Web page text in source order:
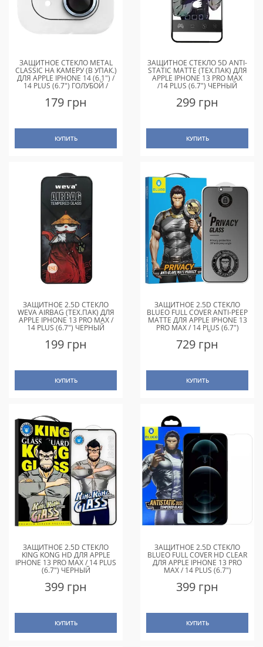
ЗАЩИТНОЕ СТЕКЛО METAL
CLASSIC НА КАМЕРУ (В УПАК.)
ДЛЯ APPLE IPHONE 14 (6.1") /
14 PLUS (6.7") ГОЛУБОЙ /
179 грн
КУПИТЬ
ЗАЩИТНОЕ СТЕКЛО 5D ANTI-
STATIC MATTE (ТЕХ.ПАК) ДЛЯ
APPLE IPHONE 13 PRO MAX
/14 PLUS (6.7") ЧЕРНЫЙ
299 грн
КУПИТЬ
ЗАЩИТНОЕ 2.5D СТЕКЛО
WEVA AIRBAG (ТЕХ.ПАК) ДЛЯ
APPLE IPHONE 13 PRO MAX /
14 PLUS (6.7") ЧЕРНЫЙ
199 грн
КУПИТЬ
ЗАЩИТНОЕ 2.5D СТЕКЛО
BLUEO FULL COVER ANTI-PEEP
MATTE ДЛЯ APPLE IPHONE 13
PRO MAX / 14 PLUS (6.7")
ЧЕРНЫЙ
729 грн
КУПИТЬ
ЗАЩИТНОЕ 2.5D СТЕКЛО
KING KONG HD ДЛЯ APPLE
IPHONE 13 PRO MAX / 14 PLUS
(6.7") ЧЕРНЫЙ
399 грн
КУПИТЬ
ЗАЩИТНОЕ 2.5D СТЕКЛО
BLUEO FULL COVER HD CLEAR
ДЛЯ APPLE IPHONE 13 PRO
MAX / 14 PLUS (6.7")
399 грн
КУПИТЬ